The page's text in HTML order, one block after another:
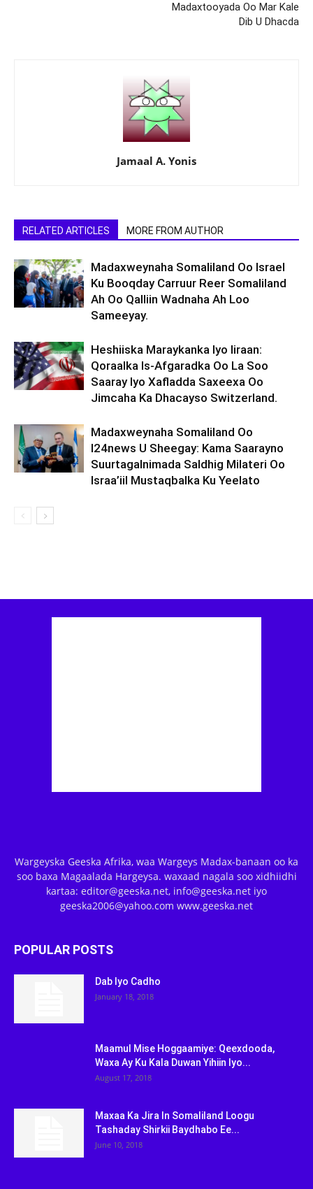
Madaxtooyada Oo Mar Kale
Dib U Dhacda
Jamaal A. Yonis
RELATED ARTICLES MORE FROM AUTHOR
Madaxweynaha Somaliland Oo Israel
Ku Booqday Carruur Reer Somaliland
Ah Oo Qalliin Wadnaha Ah Loo
Sameeyay.
Heshiiska Maraykanka Iyo Iiraan:
Qoraalka Is-Afgaradka Oo La Soo
Saaray Iyo Xafladda Saxeexa Oo
Jimcaha Ka Dhacayso Switzerland.
Madaxweynaha Somaliland Oo
I24news U Sheegay: Kama Saarayno
Suurtagalnimada Saldhig Milateri Oo
Israa’iil Mustaqbalka Ku Yeelato
Wargeyska Geeska Afrika, waa Wargeys Madax-banaan oo ka
soo baxa Magaalada Hargeysa. waxaad nagala soo xidhiidhi
kartaa: editor@geeska.net, info@geeska.net iyo
geeska2006@yahoo.com www.geeska.net
POPULAR POSTS
Dab Iyo Cadho
January 18, 2018
Maamul Mise Hoggaamiye: Qeexdooda,
Waxa Ay Ku Kala Duwan Yihiin Iyo...
August 17, 2018
Maxaa Ka Jira In Somaliland Loogu
Tashaday Shirkii Baydhabo Ee...
June 10, 2018